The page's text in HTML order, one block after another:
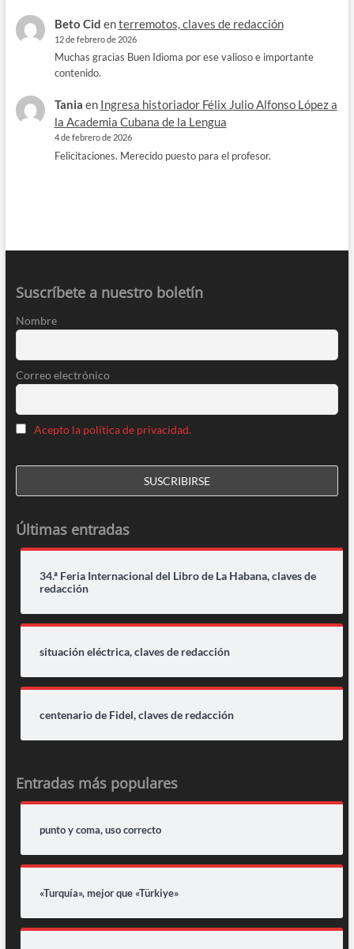
Beto Cid enterremotos, claves de redacción
12 de febrero de 2026
Muchas gracias Buen Idioma por ese valioso e importante
contenido.
Tania en Ingresa historiador Félix Julio Alfonso López a
la Academia Cubana de la Lengua
4 de febrero de 2026
Felicitaciones. Merecido puesto para el profesor.
Suscríbete a nuestro boletín
Nombre
Correo electrónico
Acepto la política de privacidad.
Últimas entradas
34.ª Feria Internacional del Libro de La Habana, claves de
redacción
situación eléctrica, claves de redacción
centenario de Fidel, claves de redacción
Entradas más populares
punto y coma, uso correcto
«Turquía», mejor que «Türkiye»